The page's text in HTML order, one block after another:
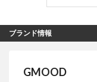
ブランド情報
GMOOD